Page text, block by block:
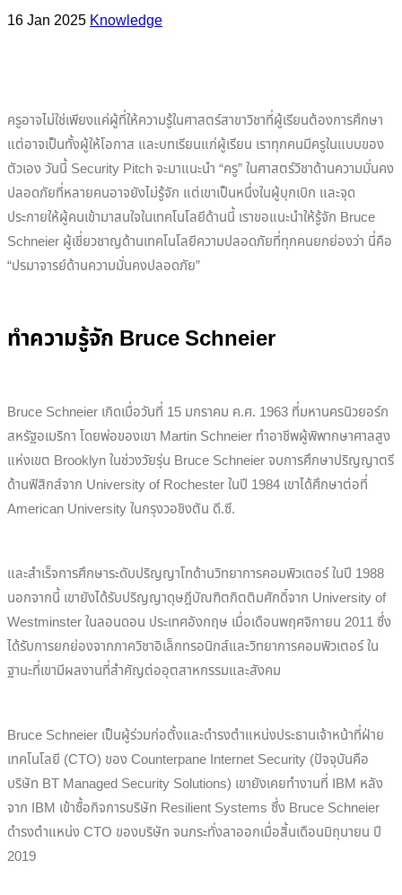
16 Jan 2025Knowledge
ครูอาจไม่ใช่เพียงแค่ผู้ที่ให้ความรู้ในศาสตร์สาขาวิชาที่ผู้เรียนต้องการศึกษา
แต่อาจเป็นทั้งผู้ให้โอกาส และบทเรียนแก่ผู้เรียน เราทุกคนมีครูในแบบของ
ตัวเอง วันนี้ Security Pitch จะมาแนะนำ “ครู” ในศาสตร์วิชาด้านความมั่นคง
ปลอดภัยที่หลายคนอาจยังไม่รู้จัก แต่เขาเป็นหนึ่งในผู้บุกเบิก และจุด
ประกายให้ผู้คนเข้ามาสนใจในเทคโนโลยีด้านนี้ เราขอแนะนำให้รู้จัก Bruce
Schneier ผู้เชี่ยวชาญด้านเทคโนโลยีความปลอดภัยที่ทุกคนยกย่องว่า นี่คือ
“ปรมาจารย์ด้านความมั่นคงปลอดภัย”
ทำความรู้จัก Bruce Schneier
Bruce Schneier เกิดเมื่อวันที่ 15 มกราคม ค.ศ. 1963 ที่มหานครนิวยอร์ก
สหรัฐอเมริกา โดยพ่อของเขา Martin Schneier ทำอาชีพผู้พิพากษาศาลสูง
แห่งเขต Brooklyn ในช่วงวัยรุ่น Bruce Schneier จบการศึกษาปริญญาตรี
ด้านฟิสิกส์จาก University of Rochester ในปี 1984 เขาได้ศึกษาต่อที่
American University ในกรุงวอชิงตัน ดี.ซี.
และสำเร็จการศึกษาระดับปริญญาโทด้านวิทยาการคอมพิวเตอร์ ในปี 1988
นอกจากนี้ เขายังได้รับปริญญาดุษฎีบัณฑิตกิตติมศักดิ์จาก University of
Westminster ในลอนดอน ประเทศอังกฤษ เมื่อเดือนพฤศจิกายน 2011 ซึ่ง
ได้รับการยกย่องจากภาควิชาอิเล็กทรอนิกส์และวิทยาการคอมพิวเตอร์ ใน
ฐานะที่เขามีผลงานที่สำคัญต่ออุตสาหกรรมและสังคม
Bruce Schneier เป็นผู้ร่วมก่อตั้งและดำรงตำแหน่งประธานเจ้าหน้าที่ฝ่าย
เทคโนโลยี (CTO) ของ Counterpane Internet Security (ปัจจุบันคือ
บริษัท BT Managed Security Solutions) เขายังเคยทำงานที่ IBM หลัง
จาก IBM เข้าซื้อกิจการบริษัท Resilient Systems ซึ่ง Bruce Schneier
ดำรงตำแหน่ง CTO ของบริษัท จนกระทั่งลาออกเมื่อสิ้นเดือนมิถุนายน ปี
2019